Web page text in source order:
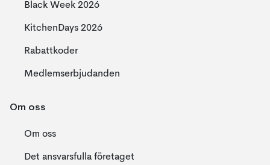
Black Week 2026
KitchenDays 2026
Rabattkoder
Medlemserbjudanden
Om oss
Om oss
Det ansvarsfulla företaget